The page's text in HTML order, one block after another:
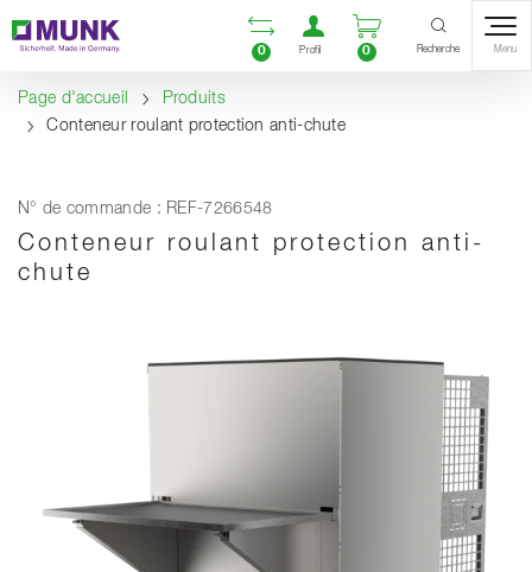
Contenu
Sommaire
Navigation Ouvrir la liste
0
Ouvrir un compte
Profil
Ouvrir le
0 Recherche Menu
Page d'accueil
Produits
Conteneur roulant protection anti-chute
N° de commande : REF-7266548
Conteneur roulant protection anti-
chute